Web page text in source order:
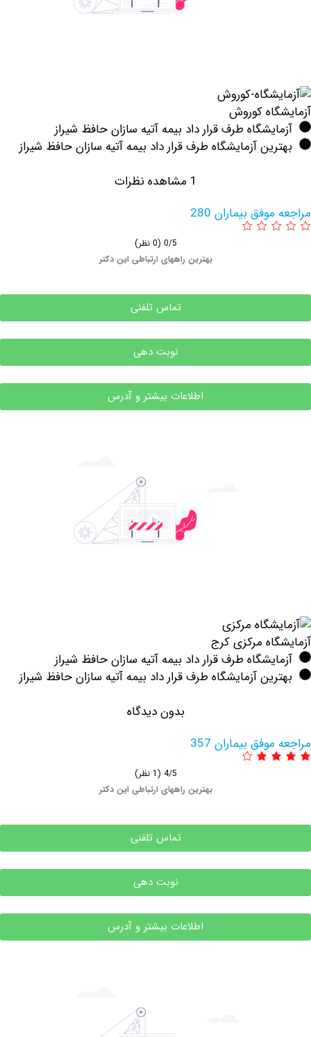
کوروش
طرف قرار داد بیمه آتیه سازان حافظ شیراز
آزمایشگاه طرف قرار داد بیمه آتیه سازان حافظ شیراز
بیماران 280
بهترین راههای ارتباطی این دکتر
تماس تلفنی
نوبت دهی
اطلاعات بیشتر و آدرس
مرکزی کرج
طرف قرار داد بیمه آتیه سازان حافظ شیراز
آزمایشگاه طرف قرار داد بیمه آتیه سازان حافظ شیراز
بدون دیدگاه
بیماران 357
بهترین راههای ارتباطی این دکتر
تماس تلفنی
نوبت دهی
اطلاعات بیشتر و آدرس